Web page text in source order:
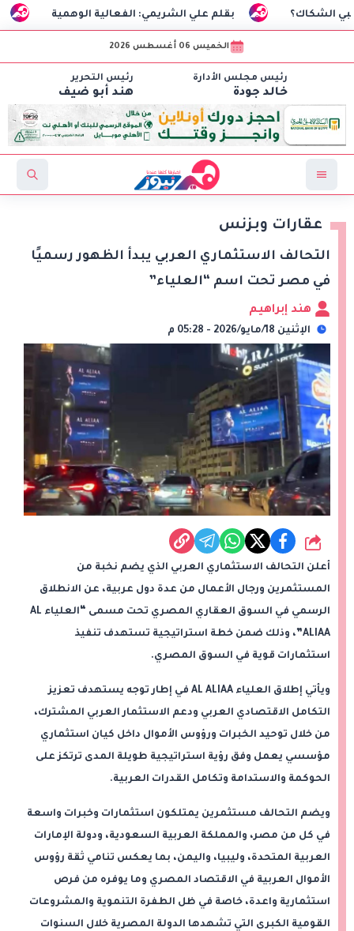
السفير بقلم علي الشريمي: الفعالية الوهمية
الخميس 06 أغسطس 2026
رئيس مجلس الأدارة
خالد جودة
رئيس التحرير
هند أبو ضيف
عقارات وبزنس
التحالف الاستثماري العربي يبدأ الظهور رسميًا
في مصر تحت اسم “العلياء”
هند إبراهيم
الإثنين 18/مايو/2026 - 05:28 م
شارك
أعلن التحالف الاستثماري العربي الذي يضم نخبة من
المستثمرين ورجال الأعمال من عدة دول عربية، عن الانطلاق
الرسمي في السوق العقاري المصري تحت مسمى “العلياء AL
ALIAA”، وذلك ضمن خطة استراتيجية تستهدف تنفيذ
استثمارات قوية في السوق المصري.
ويأتي إطلاق العلياء AL ALIAA في إطار توجه يستهدف تعزيز
التكامل الاقتصادي العربي ودعم الاستثمار العربي المشترك،
من خلال توحيد الخبرات ورؤوس الأموال داخل كيان استثماري
مؤسسي يعمل وفق رؤية استراتيجية طويلة المدى ترتكز على
الحوكمة والاستدامة وتكامل القدرات العربية.
ويضم التحالف مستثمرين يمتلكون استثمارات وخبرات واسعة
في كل من مصر، والمملكة العربية السعودية، ودولة الإمارات
العربية المتحدة، وليبيا، واليمن، بما يعكس تنامي ثقة رؤوس
الأموال العربية في الاقتصاد المصري وما يوفره من فرص
استثمارية واعدة، خاصة في ظل الطفرة التنموية والمشروعات
القومية الكبرى التي تشهدها الدولة المصرية خلال السنوات